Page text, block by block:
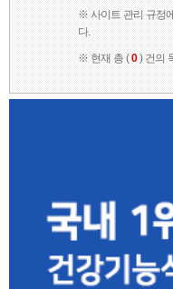
※ 사이트 관리 규정
다.
※ 현재 총 (0) 건의